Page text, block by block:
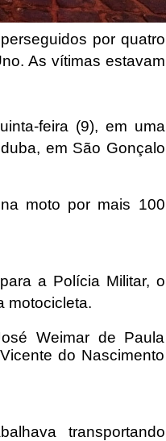
por quatro
As vítimas estavam
feira (9), em uma
em São Gonçalo
moto por mais 100
a Polícia Militar, o
motocicleta.
Weimar de Paula
do Nascimento
transportando